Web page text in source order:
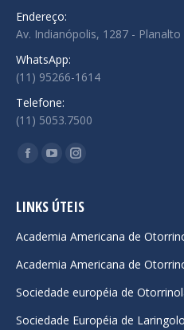
Endereço:
Av. Indianópolis, 1287 -
WhatsApp:
(11) 95266-1614
Telefone:
(11) 5053.7500
Encontre-nos em:
Facebook
opens
new
window
YouTube
opens
new
window
Instagram
opens
new
window
LINKS ÚTEIS
Academia Americana de
Academia Americana de
Sociedade européia de
Sociedade Européia de